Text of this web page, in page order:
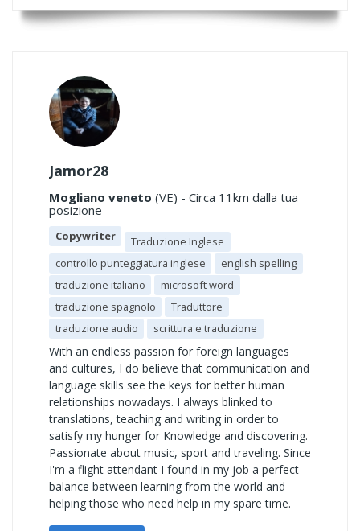
Jamor28
Mogliano veneto (VE) - Circa 11km dalla tua
posizione
Copywriter
Traduzione Inglese
controllo punteggiatura inglese
english spelling
traduzione italiano
microsoft word
traduzione spagnolo
Traduttore
traduzione audio
scrittura e traduzione
With an endless passion for foreign languages
and cultures, I do believe that communication and
language skills see the keys for better human
relationships nowadays. I always blinked to
translations, teaching and writing in order to
satisfy my hunger for Knowledge and discovering.
Passionate about music, sport and traveling. Since
I'm a flight attendant I found in my job a perfect
balance between learning from the world and
helping those who need help in my spare time.